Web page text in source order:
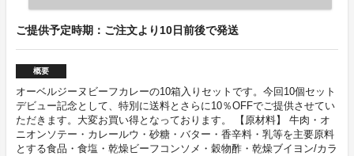
ご提供予定時期：ご注文より10日前後で発送
概要
オーベルジーヌビーフカレーの10箱入りセットです。今回10個セット
デビュー記念として、特別に送料とさらに10％OFFでご提供させてい
ただきます。大変お買い得となっております。 【原材料】 牛肉・オ
ニオンソテー・カレールウ・砂糖・バター・香辛料・乳等を主要原料
とする食品・食塩・乾燥ビーフコンソメ・穀物酢・乾燥ブイヨン/カラ